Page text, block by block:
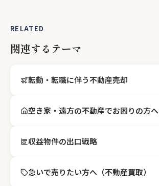
RELATED
関連するテーマ
転勤・転職に伴う不動産売却
空き家・遠方の不動産でお困りの方へ
収益物件の出口戦略
急いで売りたい方へ（不動産買取）